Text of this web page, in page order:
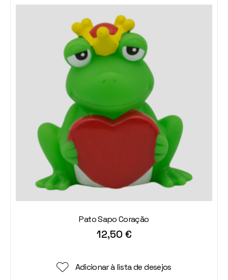
Pato Sapo Coração
12,50 €
Adicionar à lista de desejos